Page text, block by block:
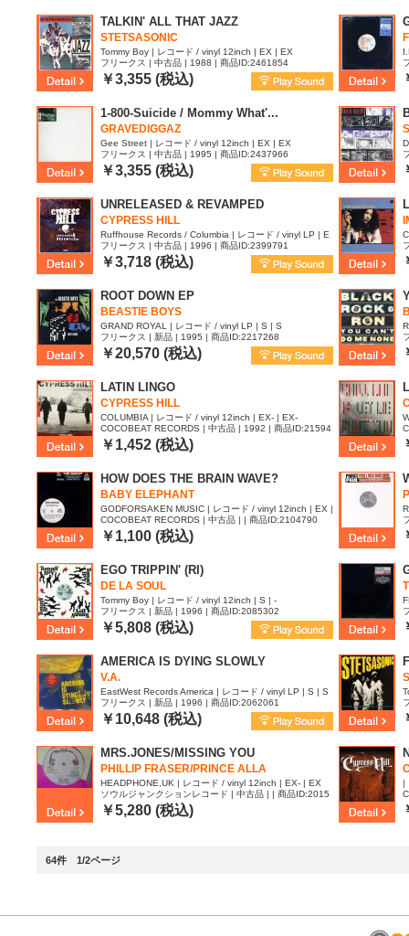
TALKIN' ALL THAT JAZZ
STETSASONIC
Tommy Boy | レコード / vinyl 12inch | EX | EX
フリークス | 中古品 | 1988 | 商品ID:2461854
￥3,355 (税込)
1-800-Suicide / Mommy What'...
GRAVEDIGGAZ
Gee Street | レコード / vinyl 12inch | EX | EX
フリークス | 中古品 | 1995 | 商品ID:2437966
￥3,355 (税込)
UNRELEASED & REVAMPED
CYPRESS HILL
Ruffhouse Records / Columbia | レコード / vinyl LP | E
X | VG
フリークス | 中古品 | 1996 | 商品ID:2399791
￥3,718 (税込)
ROOT DOWN EP
BEASTIE BOYS
GRAND ROYAL | レコード / vinyl LP | S | S
フリークス | 新品 | 1995 | 商品ID:2217268
￥20,570 (税込)
LATIN LINGO
CYPRESS HILL
COLUMBIA | レコード / vinyl 12inch | EX- | EX-
COCOBEAT RECORDS | 中古品 | 1992 | 商品ID:21594
99
￥1,452 (税込)
HOW DOES THE BRAIN WAVE?
BABY ELEPHANT
GODFORSAKEN MUSIC | レコード / vinyl 12inch | EX |
-COCOBEAT RECORDS | 中古品 | | 商品ID:2104790
￥1,100 (税込)
EGO TRIPPIN' (RI)
DE LA SOUL
Tommy Boy | レコード / vinyl 12inch | S | -
フリークス | 新品 | 1996 | 商品ID:2085302
￥5,808 (税込)
AMERICA IS DYING SLOWLY
V.A.
EastWest Records America | レコード / vinyl LP | S | S
フリークス | 新品 | 1996 | 商品ID:2062061
￥10,648 (税込)
MRS.JONES/MISSING YOU
PHILLIP FRASER/PRINCE ALLA
HEADPHONE,UK | レコード / vinyl 12inch | EX- | EX
ソウルジャンクションレコード | 中古品 | | 商品ID:2015
715
￥5,280 (税込)
|
64件 1/2ページ